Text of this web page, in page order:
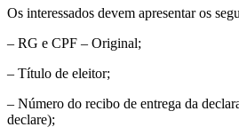
Os interessados devem apresentar os
– RG e CPF – Original;
– Título de eleitor;
– Número do recibo de entrega da
declare);